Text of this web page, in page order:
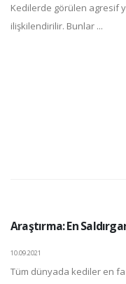
Kedilerde görülen agresif
ilişkilendirilir. Bunlar ...
Araştırma: En
10.09.2021
Tüm dünyada kediler en